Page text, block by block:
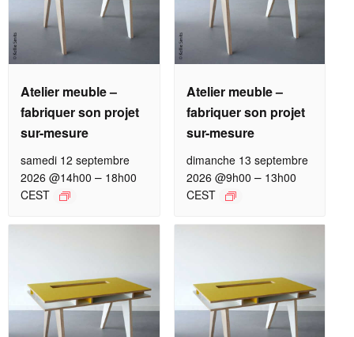
Atelier meuble –
fabriquer son projet
sur-mesure
samedi 12 septembre
2026 @14h00 – 18h00
CEST
Atelier meuble –
fabriquer son projet
sur-mesure
dimanche 13 septembre
2026 @9h00 – 13h00
CEST